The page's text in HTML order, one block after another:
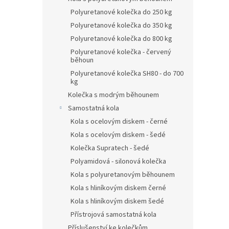
Polyuretanové kolečka do 250 kg
Polyuretanové kolečka do 350 kg
Polyuretanové kolečka do 800 kg
Polyuretanové kolečka - červený
běhoun
Polyuretanové kolečka SH80 - do 700
kg
Kolečka s modrým běhounem
Samostatná kola
Kola s ocelovým diskem - černé
Kola s ocelovým diskem - šedé
Kolečka Supratech - šedé
Polyamidová - silonová kolečka
Kola s polyuretanovým běhounem
Kola s hliníkovým diskem černé
Kola s hliníkovým diskem šedé
Přístrojová samostatná kola